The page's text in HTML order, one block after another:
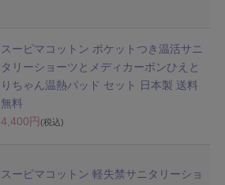
スーピマコットン ポケットつき温活サニ
タリーショーツとメディカーボンひえと
りちゃん温熱パッド セット 日本製 送料
無料
4,400円 (税込)
スーピマコットン 軽失禁サニタリーショ